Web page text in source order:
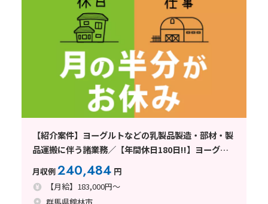
【紹介案件】ヨーグルトなどの乳製品製造・部材・製
品運搬に伴う諸業務／【年間休日180日!!】ヨーグル
ト製造会社での正社員のお仕事♪
月収例240,484 円
【月給】183,000円～